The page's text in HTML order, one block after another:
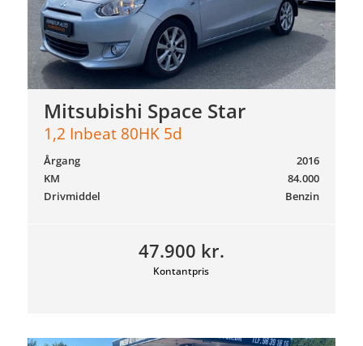
Mitsubishi Space Star
1,2 Inbeat 80HK 5d
47.900 kr.
Kontantpris
2016
Årgang
84.000
KM
Benzin
Drivmiddel